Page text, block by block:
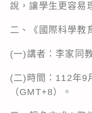
說，讓學生更容易
二、《國際科學教
(一)講者：李家同
(二)時間：112年9
（GMT+8）。